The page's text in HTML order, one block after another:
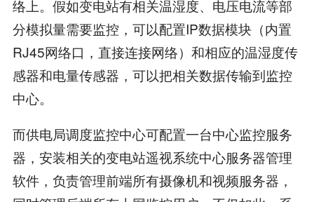
络上。假如变电站有相关温湿度、电压电流等部
分模拟量需要监控，可以配置IP数据模块（内置
RJ45网络口，直接连接网络）和相应的温湿度传
感器和电量传感器，可以把相关数据传输到监控
中心。
而供电局调度监控中心可配置一台中心监控服务
器，安装相关的变电站遥视系统中心服务器管理
软件，负责管理前端所有摄像机和视频服务器，